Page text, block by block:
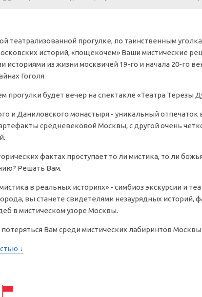
театрализованной прогулке, по таинственным
историй, «пощекочем» Ваши мистические
историями из жизни москвичей 19-го и начала 20-го
Гоголя.
прогулки будет вечер на спектакле «Театра Терезы
и Даниловского монастыря - уникальный отпечаток
средневековой Москвы, с другой очень
фактах проступает то ли мистика, то ли
Решать Вам.
в реальных историях» - симбиоз экскурсии и
вы станете свидетелями незаурядных историй,
в мистическом узоре Москвы.
Вам среди мистических лабиринтов
↓